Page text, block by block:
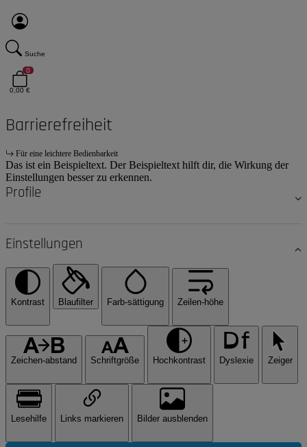
Suche
0
0,00 €
Barrierefreiheit
Für eine leichtere Bedienbarkeit
Das ist ein Beispieltext. Der Beispieltext hilft dir, die Wirkung der
Einstellungen besser zu erkennen.
Profile
Einstellungen
Kontrast Blaufilter Farb-sättigung Zeilen-höhe
Zeichen-abstand Schriftgröße Hochkontrast Dyslexie Zeiger
Lesehilfe Links markieren Bilder ausblenden